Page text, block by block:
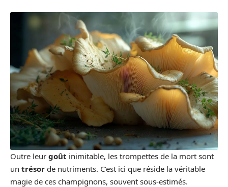
Outre leur goût inimitable, les trompettes de la mort sont
un trésor de nutriments. C’est ici que réside la véritable
magie de ces champignons, souvent sous-estimés.